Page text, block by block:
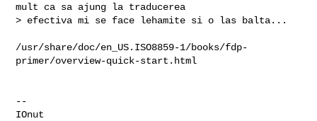
mult ca sa ajung la traducerea
> efectiva mi se face lehamite si o las balta...
/usr/share/doc/en_US.ISO8859-1/books/fdp-
primer/overview-quick-start.html
--
IOnut